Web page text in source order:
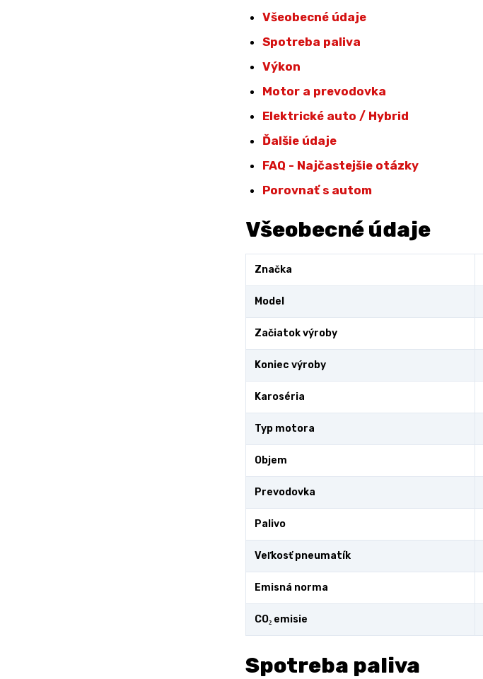
Všeobecné údaje
Spotreba paliva
Výkon
Motor a prevodovka
Elektrické auto / Hybrid
Ďalšie údaje
FAQ - Najčastejšie otázky
Porovnať s autom
Všeobecné údaje
Značka
Model
Začiatok výroby
Koniec výroby
Karoséria
Typ motora
Objem
Prevodovka
Palivo
Veľkosť pneumatík
Emisná norma
CO₂ emisie
Spotreba paliva